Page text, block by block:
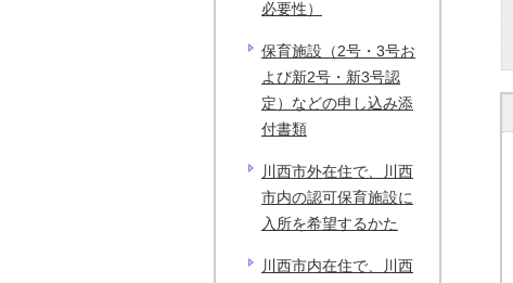
必要性）
保育施設（2号・3号お
よび新2号・新3号認
定）などの申し込み添
付書類
川西市外在住で、川西
市内の認可保育施設に
入所を希望するかた
川西市内在住で、川西